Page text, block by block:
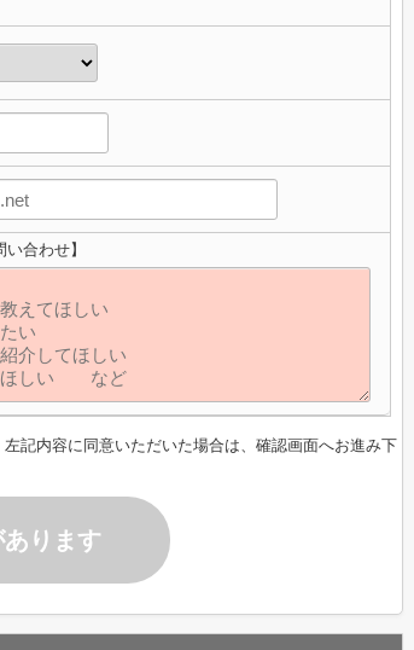
合わせ】
記内容に同意いただいた場合は、確認画面へお進み下
ります